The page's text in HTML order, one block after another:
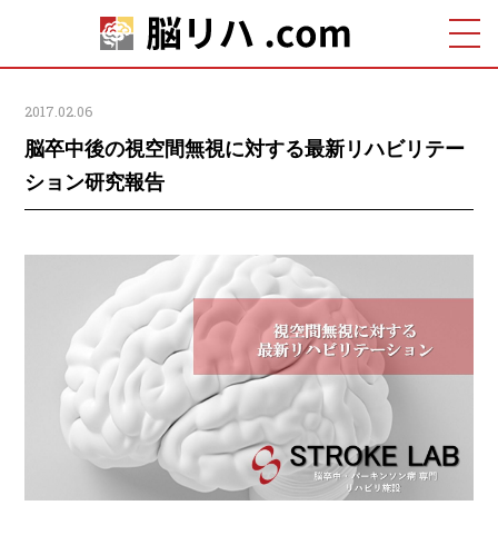
2017.02.06
脳卒中後の視空間無視に対する最新リハビリテー
ション研究報告